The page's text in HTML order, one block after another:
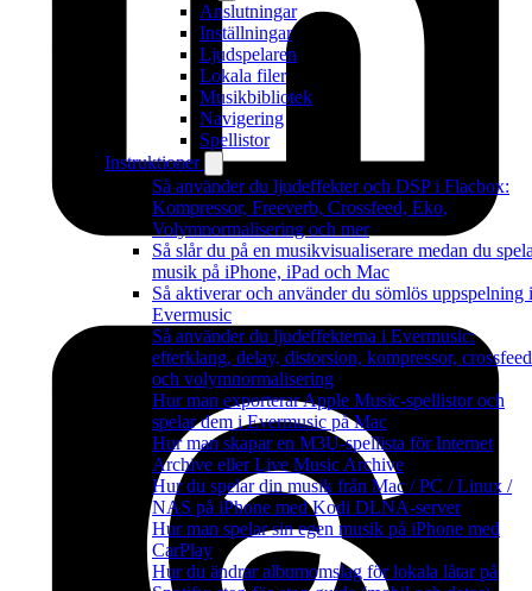
Anslutningar
Inställningar
Ljudspelaren
Lokala filer
Musikbibliotek
Navigering
Spellistor
Instruktioner
Så använder du ljudeffekter och DSP i Flacbox:
Kompressor, Freeverb, Crossfeed, Eko,
Volymnormalisering och mer
Så slår du på en musikvisualiserare medan du
musik på iPhone, iPad och Mac
Så aktiverar och använder du sömlös uppspelning i
Evermusic
Så använder du ljudeffekterna i Evermusic:
efterklang, delay, distorsion, kompressor, crossfeed
och volymnormalisering
Hur man exporterar Apple Music-spellistor och
spelar dem i Evermusic på Mac
Hur man skapar en M3U-spellista för Internet
Archive eller Live Music Archive
Hur du spelar din musik från Mac / PC / Linux /
NAS på iPhone med Kodi DLNA-server
Hur man spelar sin egen musik på iPhone med
CarPlay
Hur du ändrar albumomslag för lokala låtar på